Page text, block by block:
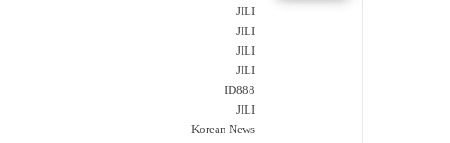
JILI
JILI
JILI
JILI
ID888
JILI
Korean News